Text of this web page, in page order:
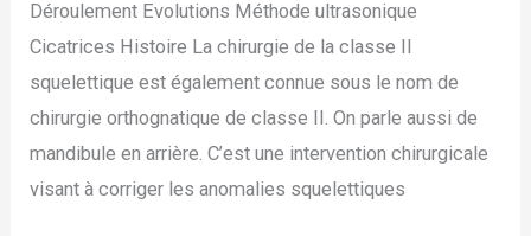
Déroulement Evolutions Méthode ultrasonique
Cicatrices Histoire La chirurgie de la classe II
squelettique est également connue sous le nom de
chirurgie orthognatique de classe II. On parle aussi de
mandibule en arrière. C’est une intervention chirurgicale
visant à corriger les anomalies squelettiques